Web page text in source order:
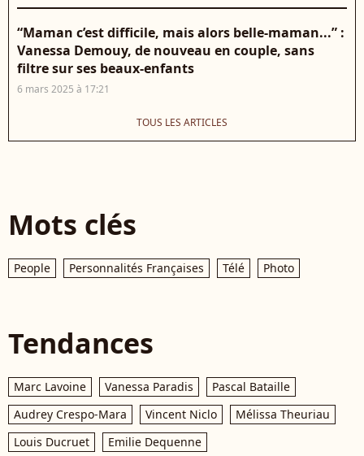
“Maman c’est difficile, mais alors belle-maman...” :
Vanessa Demouy, de nouveau en couple, sans
filtre sur ses beaux-enfants
6 mars 2025 à 17:21
TOUS LES ARTICLES
Mots clés
People Personnalités Françaises Télé Photo
Tendances
Marc Lavoine Vanessa Paradis
Pascal Bataille
Audrey Crespo-Mara
Vincent Niclo
Mélissa Theuriau
Louis Ducruet
Emilie Dequenne